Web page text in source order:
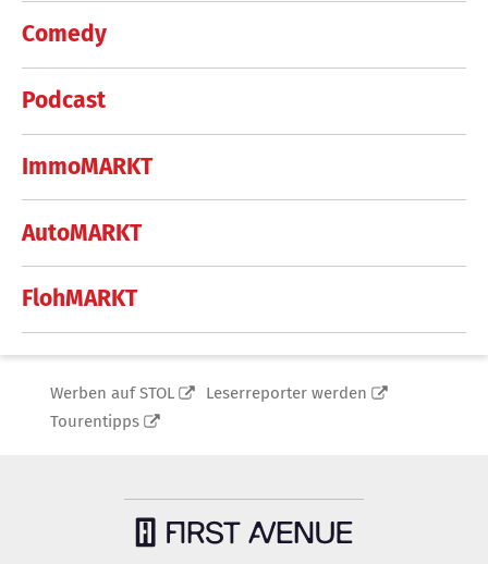
Comedy
Podcast
ImmoMARKT
AutoMARKT
FlohMARKT
Werben auf STOL
Leserreporter werden
Tourentipps